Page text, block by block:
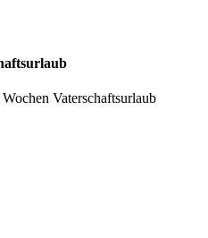
Vaterschaftsurlaub